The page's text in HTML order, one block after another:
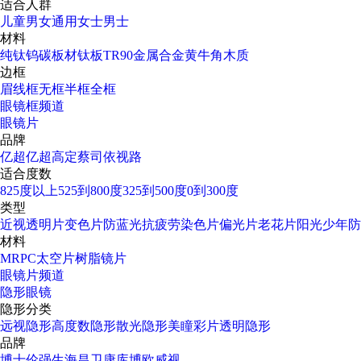
适合人群
儿童男女通用女士男士
材料
纯钛钨碳板材钛板TR90金属合金黄牛角木质
边框
眉线框无框半框全框
眼镜框频道
眼镜片
品牌
亿超亿超高定蔡司 依视路
适合度数
825度以上525到800度325到500度0到300度
类型
近视透明片变色片防蓝光抗疲劳染色片偏光片老花片阳光少年
材料
MRPC太空片树脂镜片
眼镜片频道
隐形眼镜
隐形分类
远视隐形高度数隐形散光隐形美瞳彩片透明隐形
品牌